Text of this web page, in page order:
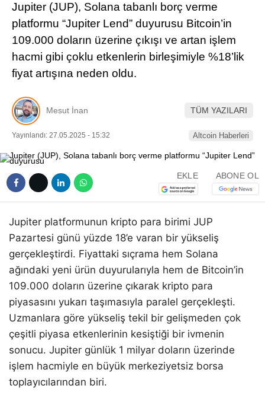
LinkedIn
Telegram
Jupiter (JUP), Solana tabanlı borç verme
platformu “Jupiter Lend” duyurusu Bitcoin’in
109.000 doların üzerine çıkışı ve artan işlem
hacmi gibi çoklu etkenlerin birleşimiyle %18’lik
fiyat artışına neden oldu.
Mesut İnan TÜM YAZILARI
Yayınlandı: 27.05.2025 - 15:32 Altcoin Haberleri
EKLE ABONE OL
Jupiter platformunun kripto para birimi JUP
Pazartesi günü yüzde 18’e varan bir yükseliş
gerçekleştirdi. Fiyattaki sıçrama hem Solana
ağındaki yeni ürün duyurularıyla hem de Bitcoin’in
109.000 doların üzerine çıkarak kripto para
piyasasını yukarı taşımasıyla paralel gerçekleşti.
Uzmanlara göre yükseliş tekil bir gelişmeden çok
çeşitli piyasa etkenlerinin kesiştiği bir ivmenin
sonucu. Jupiter günlük 1 milyar doların üzerinde
işlem hacmiyle en büyük merkeziyetsiz borsa
toplayıcılarından biri.